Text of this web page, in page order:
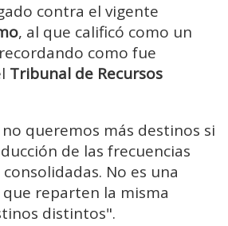
contra el vigente
, al que calificó como un
como fue
Tribunal de Recursos
queremos más destinos si
de las frecuencias
No es una
reparten la misma
distintos".